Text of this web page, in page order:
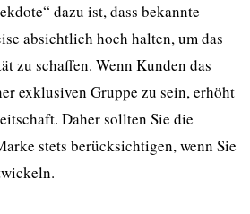
dazu ist, dass bekannte
absichtlich hoch halten, um das
zu schaffen. Wenn Kunden das
exklusiven Gruppe zu sein, erhöht
Daher sollten Sie die
stets berücksichtigen, wenn Sie